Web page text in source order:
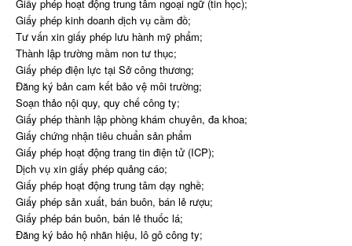
Giấy phép hoạt động trung tâm ngoại ngữ (tin học);
Giấy phép kinh doanh dịch vụ cầm đồ;
Tư vấn xin giấy phép lưu hành mỹ phẩm;
Thành lập trường mầm non tư thục;
Giấy phép điện lực tại Sở công thương;
Đăng ký bản cam kết bảo vệ môi trường;
Soạn thảo nội quy, quy chế công ty;
Giấy phép thành lập phòng khám chuyên, đa khoa;
Giấy chứng nhận tiêu chuẩn sản phẩm
Giấy phép hoạt động trang tin điện tử (ICP);
Dịch vụ xin giấy phép quảng cáo;
Giấy phép hoạt động trung tâm dạy nghề;
Giấy phép sản xuất, bán buôn, bán lẻ rượu;
Giấy phép bán buôn, bán lẻ thuốc lá;
Đăng ký bảo hộ nhãn hiệu, lô gô công ty;